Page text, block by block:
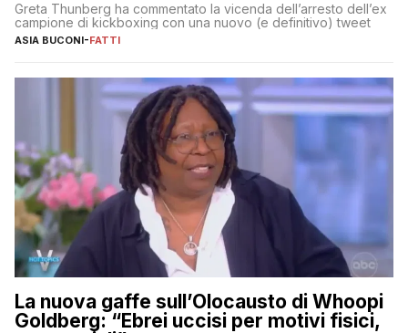
Greta Thunberg ha commentato la vicenda dell’arresto dell’ex
campione di kickboxing con una nuovo (e definitivo) tweet
ASIA BUCONI-FATTI
La nuova gaffe sull’Olocausto di Whoopi
Goldberg: “Ebrei uccisi per motivi fisici,